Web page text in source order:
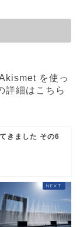
を使っ
詳細はこちら
きました その6